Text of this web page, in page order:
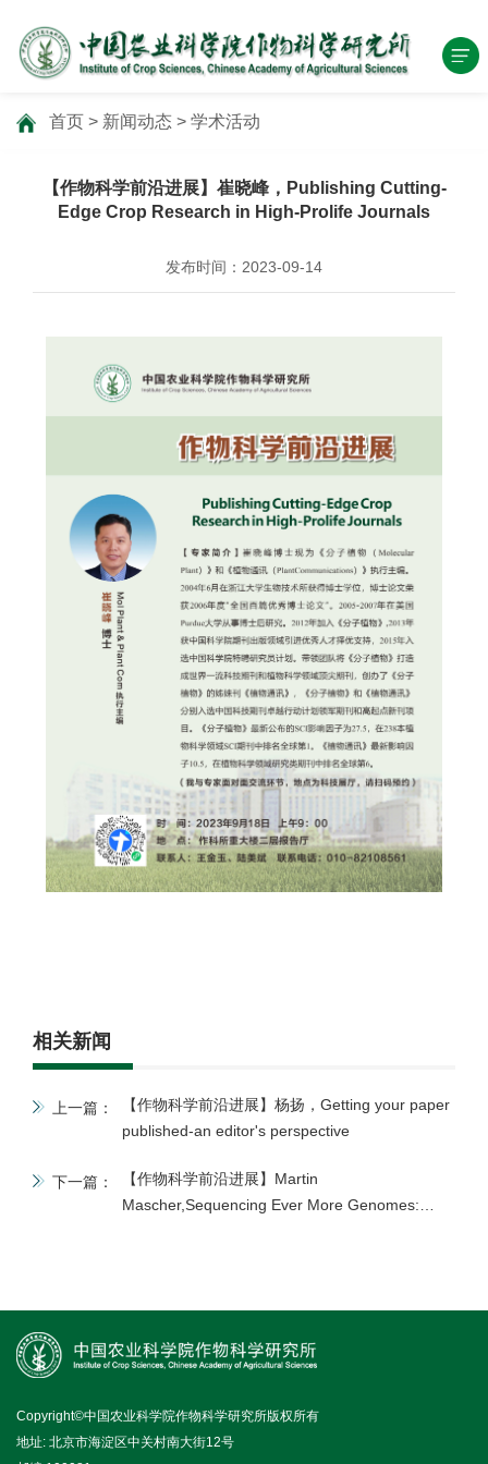
首页 > 新闻动态 > 学术活动
【作物科学前沿进展】崔晓峰，Publishing Cutting-
Edge Crop Research in High-Prolife Journals
发布时间：2023-09-14
相关新闻
上一篇：
【作物科学前沿进展】杨扬，Getting your paper
published-an editor's perspective
下一篇：
【作物科学前沿进展】Martin
Mascher,Sequencing Ever More Genomes:
Copyright©中国农业科学院作物科学研究所版权所有
地址: 北京市海淀区中关村南大街12号